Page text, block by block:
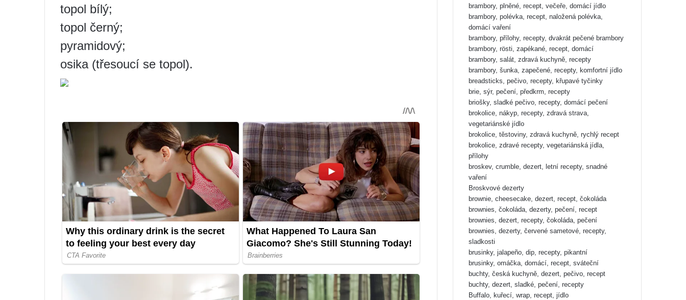
topol bílý;
topol černý;
pyramidový;
osika (třesoucí se topol).
brambory, plněné, recept, večeře, domácí jídlo
brambory, polévka, recept, naložená polévka,
domácí vaření
brambory, přílohy, recepty, dvakrát pečené brambory
brambory, rösti, zapékané, recept, domácí
brambory, salát, zdravá kuchyně, recepty
brambory, šunka, zapečené, recepty, komfortní jídlo
breadsticks, pečivo, recepty, křupavé tyčinky
brie, sýr, pečení, předkrm, recepty
briošky, sladké pečivo, recepty, domácí pečení
brokolice, nákyp, recepty, zdravá strava,
vegetariánské jídlo
brokolice, těstoviny, zdravá kuchyně, rychlý recept
brokolice, zdravé recepty, vegetariánská jídla,
přílohy
broskev, crumble, dezert, letní recepty, snadné
vaření
Broskvové dezerty
brownie, cheesecake, dezert, recept, čokoláda
brownies, čokoláda, dezerty, pečení, recept
brownies, dezert, recepty, čokoláda, pečení
brownies, dezerty, červené sametové, recepty,
sladkosti
brusinky, jalapeño, dip, recepty, pikantní
brusinky, omáčka, domácí, recept, sváteční
buchty, česká kuchyně, dezert, pečivo, recept
buchty, dezert, sladké, pečení, recepty
Buffalo, kuřecí, wrap, recept, jídlo